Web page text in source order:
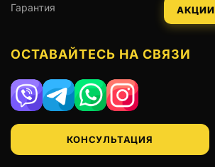
Гарантия АКЦИИ
ОСТАВАЙТЕСЬ НА СВЯЗИ
Viber TelegramWhatsAppInstagram
КОНСУЛЬТАЦИЯ